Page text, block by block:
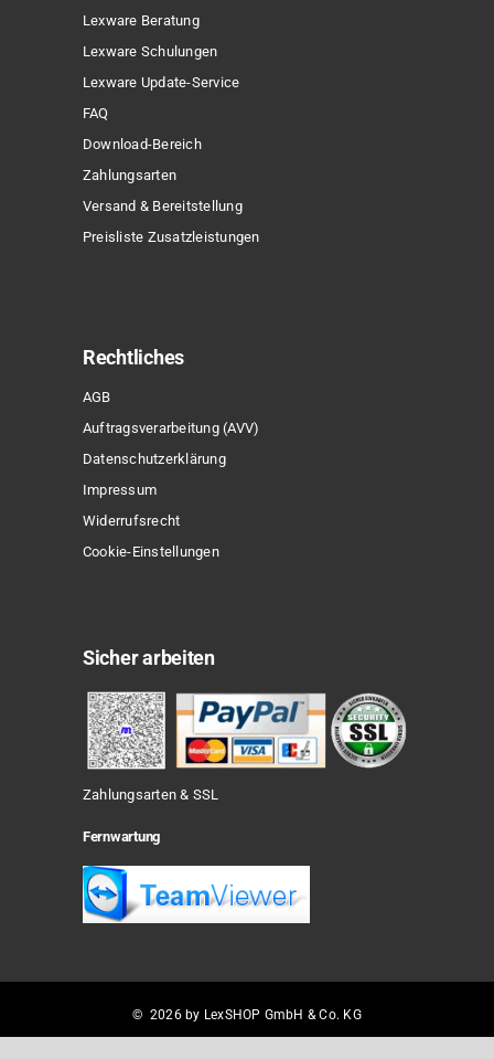
Lexware Beratung
Lexware Schulungen
Lexware Update-Service
FAQ
Download-Bereich
Zahlungsarten
Versand & Bereitstellung
Preisliste Zusatzleistungen
Rechtliches
AGB
Auftragsverarbeitung (AVV)
Datenschutzerklärung
Impressum
Widerrufsrecht
Cookie-Einstellungen
Sicher arbeiten
Zahlungsarten & SSL
Fernwartung
© 2026 by LexSHOP GmbH & Co. KG